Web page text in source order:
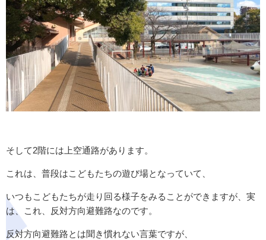
そして2階には上空通路があります。
これは、普段はこどもたちの遊び場となっていて、
いつもこどもたちが走り回る様子をみることができますが、実
は、これ、反対方向避難路なのです。
反対方向避難路とは聞き慣れない言葉ですが、